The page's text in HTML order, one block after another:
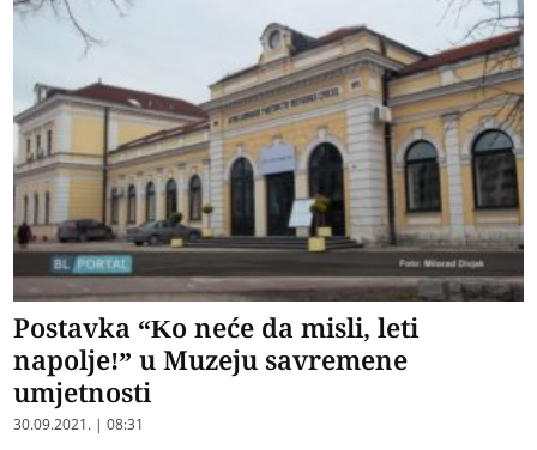
Postavka “Ko neće da misli, leti
napolje!” u Muzeju savremene
umjetnosti
30.09.2021. | 08:31